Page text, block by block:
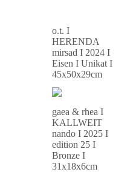
o.t. I
HERENDA
mirsad I 2024 I
Eisen I Unikat I
45x50x29cm
gaea & rhea I
KALLWEIT
nando I 2025 I
edition 25 I
Bronze I
31x18x6cm